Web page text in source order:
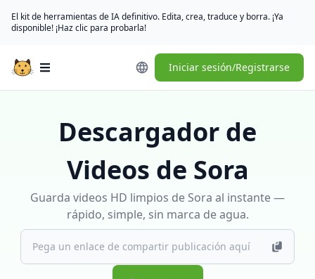
El kit de herramientas de IA definitivo. Edita, crea, traduce y borra. ¡Ya
disponible! ¡Haz clic para probarla!
Open main menu Iniciar sesión/Registrarse
Descargador de
Videos de Sora
Guarda videos HD limpios de Sora al instante —
rápido, simple, sin marca de agua.